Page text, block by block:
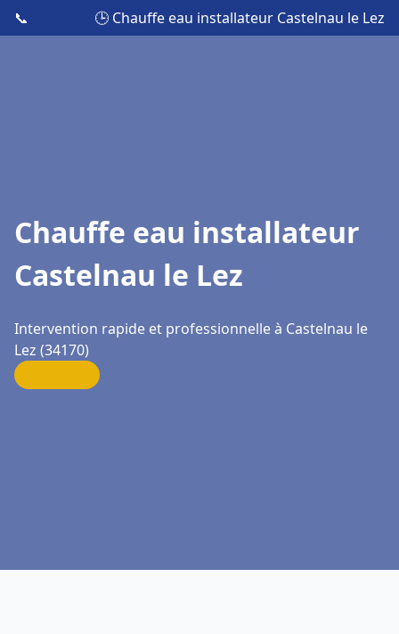
📞 🕒 Chauffe eau installateur Castelnau le Lez
Chauffe eau installateur
Castelnau le Lez
Intervention rapide et professionnelle à Castelnau le
Lez (34170)